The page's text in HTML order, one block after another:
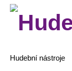
Hledat:
Hudební nástroje